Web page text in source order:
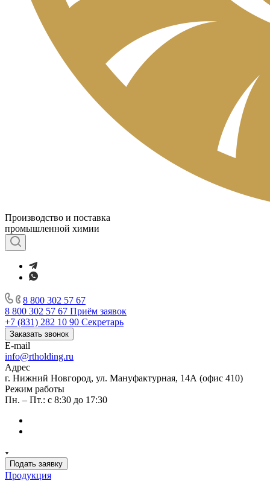
Производство и поставка
промышленной химии
8 800 302 57 67
8 800 302 57 67 Приём заявок
+7 (831) 282 10 90 Секретарь
Заказать звонок
E-mail
info@rtholding.ru
Адрес
г. Нижний Новгород, ул. Мануфактурная, 14А (офис 410)
Режим работы
Пн. – Пт.: с 8:30 до 17:30
Подать заявку
Продукция